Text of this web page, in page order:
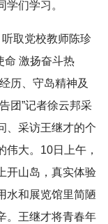
们学习。
取党校教师陈珍
命 激扬奋斗热
历、守岛精神及
团”记者徐云邦采
、采访王继才的个
伟大。10日上午，
开山岛，真实体验
水和展览馆里简陋
。王继才将青春年